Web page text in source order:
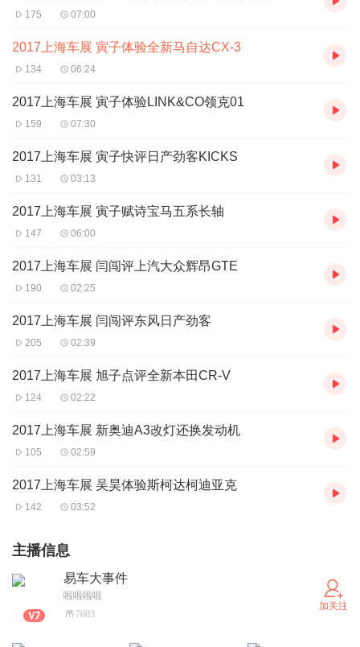
175 07:00
2017上海车展 寅子体验全新马自达CX-3
134 06:24
2017上海车展 寅子体验LINK&CO领克01
159 07:30
2017上海车展 寅子快评日产劲客KICKS
131 03:13
2017上海车展 寅子赋诗宝马五系长轴
147 06:00
2017上海车展 闫闯评上汽大众辉昂GTE
190 02:25
2017上海车展 闫闯评东风日产劲客
205 02:39
2017上海车展 旭子点评全新本田CR-V
124 02:22
2017上海车展 新奥迪A3改灯还换发动机
105 02:59
2017上海车展 吴昊体验斯柯达柯迪亚克
142 03:52
主播信息
易车大事件
啦啦啦啦
7603
加关注